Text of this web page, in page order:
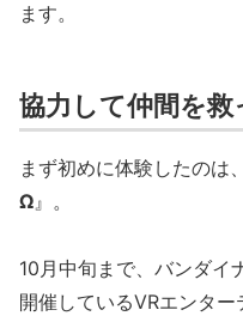
ます。
協力して仲間を救
まず初めに体験したのは
Ω』。
10月中旬まで、バンダイ
開催しているVRエンタ